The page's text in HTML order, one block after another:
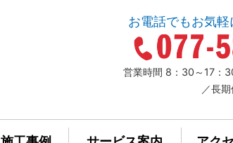
お電話でもお気軽
営業時間 8：30～17：
／長